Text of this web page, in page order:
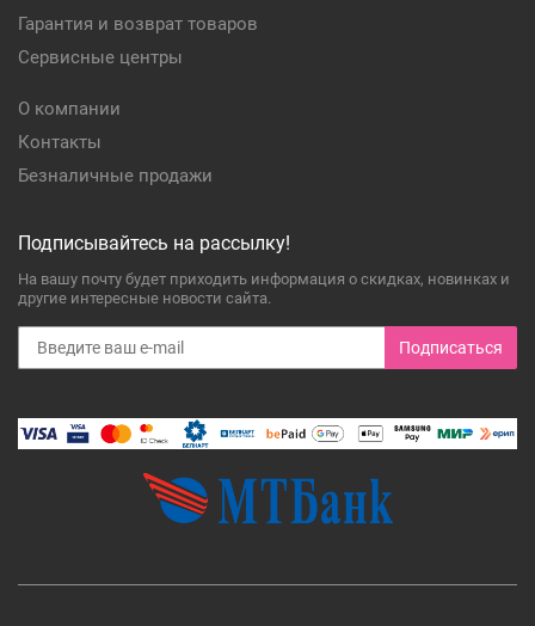
Гарантия и возврат товаров
Сервисные центры
О компании
Контакты
Безналичные продажи
Подписывайтесь на рассылку!
На вашу почту будет приходить информация о скидках, новинках и
другие интересные новости сайта.
Подписаться